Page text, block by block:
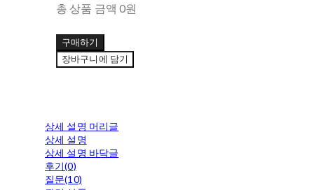
총 상품 금액 0원
구매하기
장바구니에 담기
상세 설명 머리글
상세 설명
상세 설명 바닥글
후기(0)
질문(10)